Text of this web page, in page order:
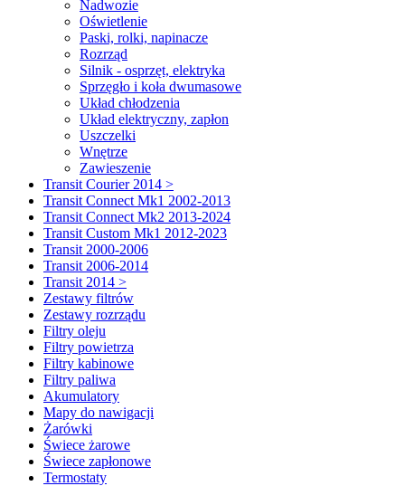
Nadwozie
Oświetlenie
Paski, rolki, napinacze
Rozrząd
Silnik - osprzęt, elektryka
Sprzęgło i koła dwumasowe
Układ chłodzenia
Układ elektryczny, zapłon
Uszczelki
Wnętrze
Zawieszenie
Transit Courier 2014 >
Transit Connect Mk1 2002-2013
Transit Connect Mk2 2013-2024
Transit Custom Mk1 2012-2023
Transit 2000-2006
Transit 2006-2014
Transit 2014 >
Zestawy filtrów
Zestawy rozrządu
Filtry oleju
Filtry powietrza
Filtry kabinowe
Filtry paliwa
Akumulatory
Mapy do nawigacji
Żarówki
Świece żarowe
Świece zapłonowe
Termostaty